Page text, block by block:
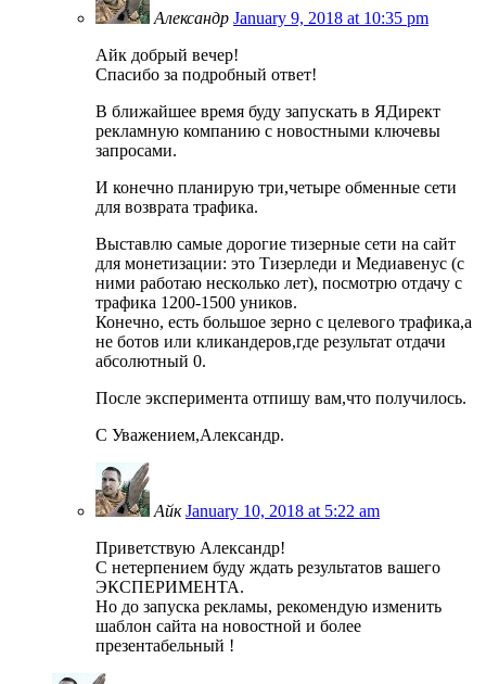
Александр January 9, 2018 at 10:35 pm
Айк добрый вечер!
Спасибо за подробный ответ!
В ближайшее время буду запускать в ЯДирект
рекламную компанию с новостными ключевы
запросами.
И конечно планирую три,четыре обменные сети
для возврата трафика.
Выставлю самые дорогие тизерные сети на сайт
для монетизации: это Тизерледи и Медиавенус (с
ними работаю несколько лет), посмотрю отдачу с
трафика 1200-1500 уников.
Конечно, есть большое зерно с целевого трафика,а
не ботов или кликандеров,где результат отдачи
абсолютный 0.
После эксперимента отпишу вам,что получилось.
С Уважением,Александр.
Айк January 10, 2018 at 5:22 am
Приветствую Александр!
С нетерпением буду ждать результатов вашего
ЭКСПЕРИМЕНТА.
Но до запуска рекламы, рекомендую изменить
шаблон сайта на новостной и более
презентабельный !